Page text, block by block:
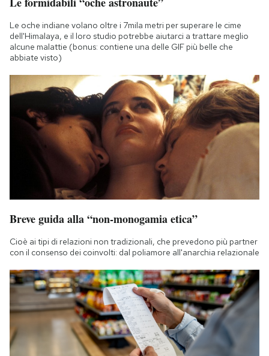
Le oche indiane volano oltre i 7mila metri per superare le cime
dell'Himalaya, e il loro studio potrebbe aiutarci a trattare meglio
alcune malattie (bonus: contiene una delle GIF più belle che
abbiate visto)
Breve guida alla “non-monogamia etica”
Cioè ai tipi di relazioni non tradizionali, che prevedono più partner
con il consenso dei coinvolti: dal poliamore all'anarchia relazionale